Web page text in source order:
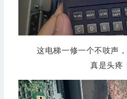
这电梯一修一个不吱声
真是头疼